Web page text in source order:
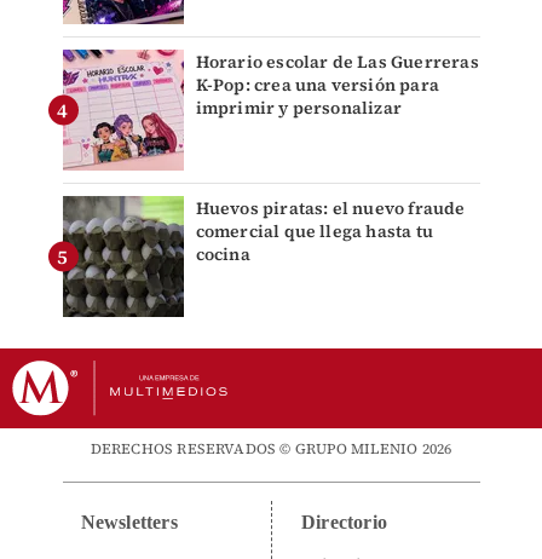
Horario escolar de Las Guerreras
K-Pop: crea una versión para
imprimir y personalizar
Huevos piratas: el nuevo fraude
comercial que llega hasta tu
cocina
DERECHOS RESERVADOS © GRUPO MILENIO 2026
Newsletters Directorio